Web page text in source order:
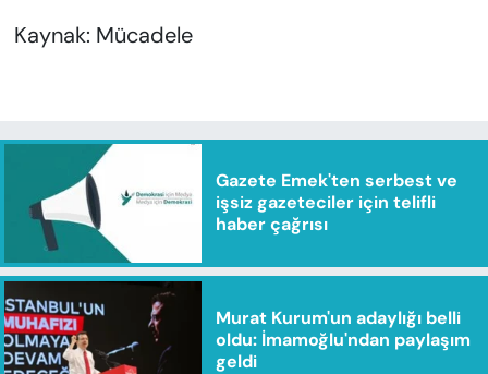
Kaynak: Mücadele
Gazete Emek'ten serbest ve
işsiz gazeteciler için telifli
haber çağrısı
Murat Kurum'un adaylığı belli
oldu: İmamoğlu'ndan paylaşım
geldi